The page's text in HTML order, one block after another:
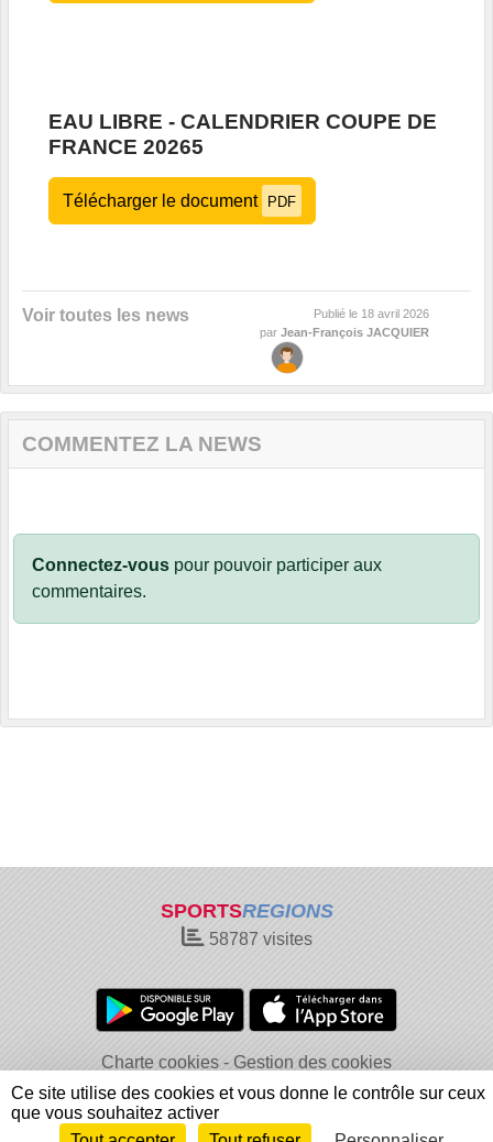
EAU LIBRE - CALENDRIER COUPE DE
FRANCE 20265
Télécharger le document PDF
Voir toutes les news Publié le 18 avril 2026
par Jean-François JACQUIER
COMMENTEZ LA NEWS
Connectez-vous pour pouvoir participer aux
commentaires.
SPORTSREGIONS
58787 visites
Charte cookies
Gestion des cookies
Informations légales
Signaler un contenu inapproprié
Ce site utilise des cookies et vous donne le contrôle sur ceux
que vous souhaitez activer